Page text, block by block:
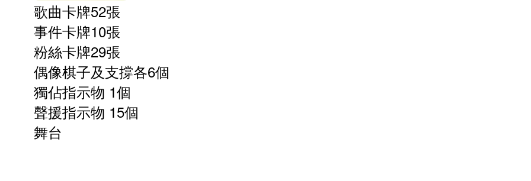
歌曲卡牌52張
事件卡牌10張
粉絲卡牌29張
偶像棋子及支撐各6個
獨佔指示物 1個
聲援指示物 15個
舞台